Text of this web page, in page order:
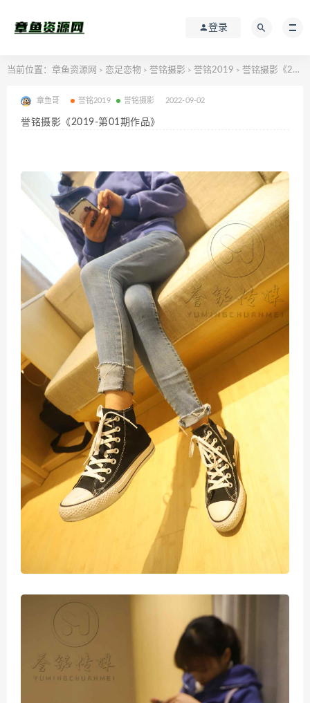
登录
当前位置： 章鱼资源网 > 恋足恋物 > 誉铭摄影 > 誉铭2019 > 誉铭摄影《2019-第01期作品》
章鱼哥 誉铭2019 誉铭摄影 2022-09-02
誉铭摄影《2019-第01期作品》